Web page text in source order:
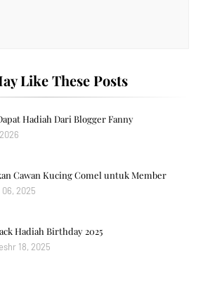
Like These Posts
Hadiah Dari Blogger Fanny
Cawan Kucing Comel untuk Member
2025
Hadiah Birthday 2025
18, 2025